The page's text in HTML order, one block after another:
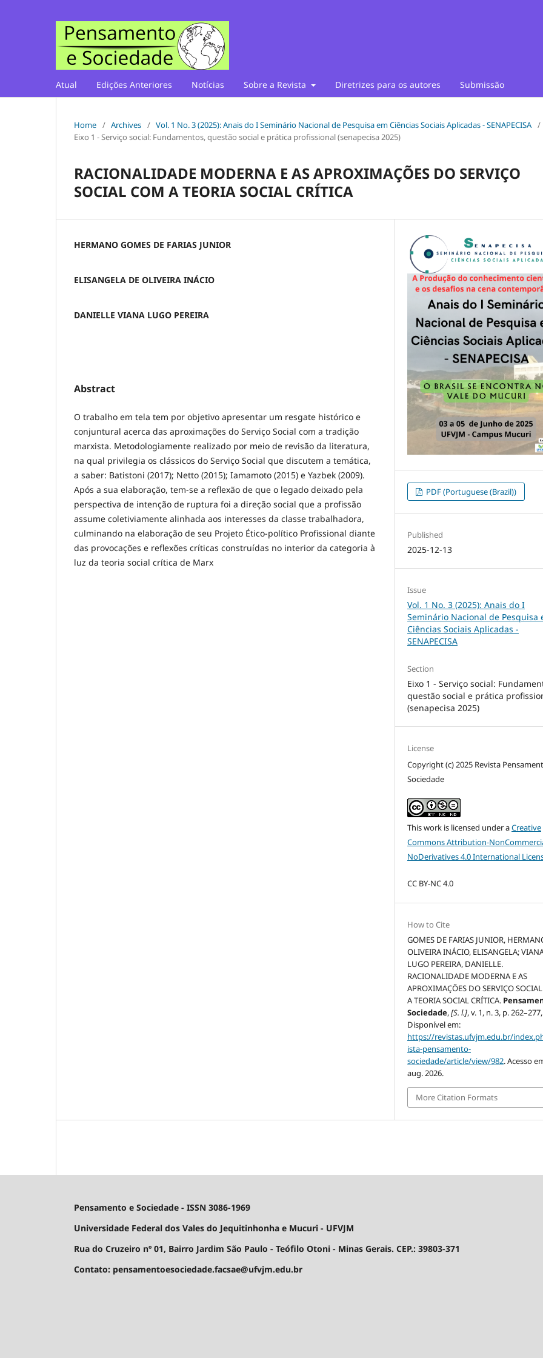
Atual Edições Anteriores Notícias Sobre a Revista Diretrizes para os autores Submissão
Home / Archives / Vol. 1 No. 3 (2025): Anais do I Seminário Nacional de Pesquisa em Ciências Sociais Aplicadas - SENAPECISA /
Eixo 1 - Serviço social: Fundamentos, questão social e prática profissional (senapecisa 2025)
RACIONALIDADE MODERNA E AS APROXIMAÇÕES DO SERVIÇO
SOCIAL COM A TEORIA SOCIAL CRÍTICA
HERMANO GOMES DE FARIAS JUNIOR
ELISANGELA DE OLIVEIRA INÁCIO
DANIELLE VIANA LUGO PEREIRA
Abstract
O trabalho em tela tem por objetivo apresentar um resgate histórico e
conjuntural acerca das aproximações do Serviço Social com a tradição
marxista. Metodologiamente realizado por meio de revisão da literatura,
na qual privilegia os clássicos do Serviço Social que discutem a temática,
a saber: Batistoni (2017); Netto (2015); Iamamoto (2015) e Yazbek (2009).
Após a sua elaboração, tem-se a reflexão de que o legado deixado pela
perspectiva de intenção de ruptura foi a direção social que a profissão
assume coletiviamente alinhada aos interesses da classe trabalhadora,
culminando na elaboração de seu Projeto Ético-político Profissional diante
das provocações e reflexões críticas construídas no interior da categoria à
luz da teoria social crítica de Marx
PDF (Portuguese (Brazil))
Published
2025-12-13
Issue
Vol. 1 No. 3 (2025): Anais do I
Seminário Nacional de Pesquisa
Ciências Sociais Aplicadas -
SENAPECISA
Section
Eixo 1 - Serviço social:
questão social e prática
(senapecisa 2025)
License
Copyright (c) 2025 Revista
Sociedade
This work is licensed under aCreative
Commons Attribution-
NoDerivatives 4.0 International
CC BY-NC 4.0
How to Cite
GOMES DE FARIAS JUNIOR,
OLIVEIRA INÁCIO, ELISANGELA;
LUGO PEREIRA, DANIELLE.
RACIONALIDADE MODERNA E AS
APROXIMAÇÕES DO SERVIÇO
A TEORIA SOCIAL CRÍTICA.
Sociedade,[S. l.], v. 1, n. 3, p.
Disponível em:
https://revistas.ufvjm.edu.br/
ista-pensamento-
sociedade/article/view/982. Acesso
aug. 2026.
More Citation Formats
Pensamento e Sociedade - ISSN 3086-1969
Universidade Federal dos Vales do Jequitinhonha e Mucuri - UFVJM
Rua do Cruzeiro nº 01, Bairro Jardim São Paulo - Teófilo Otoni - Minas Gerais. CEP.: 39803-371
Contato: pensamentoesociedade.facsae@ufvjm.edu.br